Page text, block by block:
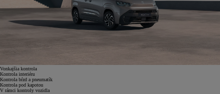
Vonkajšia kontrola
Kontrola interiéru
Kontrola bŕzd a pneumatík
Kontrola pod kapotou
V rámci kontroly vozidla